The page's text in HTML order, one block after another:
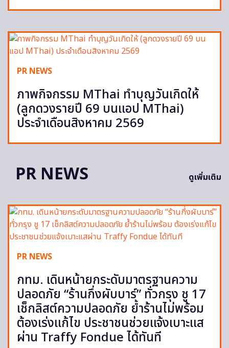
PR NEWS
ภาพกิจกรรม MThai ทำบุญวันเกิดให้
(ลูกดวงรายปี 69 บนแอป MThai)
ประจำเดือนสิงหาคม 2569
PR NEWS ดูเพิ่มเติม
PR NEWS
กทม. เดินหน้ายกระดับมาตรฐานความ
ปลอดภัย “ร้านกึ่งผับบาร์” ทั่วกรุง ชู 17
เช็กลิสต์ความปลอดภัย ย้ำร้านไม่พร้อม
ต้องเร่งแก้ไข ประชาชนช่วยแจ้งเบาะแส
ผ่าน Traffy Fondue ได้ทันที